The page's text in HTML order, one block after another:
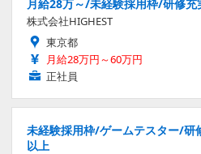
月給28万～/未経験採用枠/研修
株式会社HIGHEST
東京都
月給28万円～60万円
正社員
未経験採用枠/ゲームテスター/研
以上